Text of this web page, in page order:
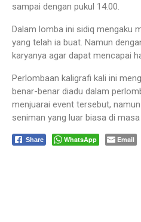
sampai dengan pukul 14.00.
Dalam lomba ini sidiq mengaku
yang telah ia buat. Namun
karyanya agar dapat mencapai
Perlombaan kaligrafi kali ini
benar-benar diadu dalam
menjuarai event tersebut,
seniman yang luar biasa di masa
Share WhatsApp Email